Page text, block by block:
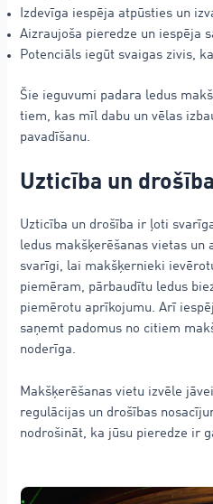
Izdevīga iespēja atpūsties un
Aizraujoša pieredze un iespēja
Potenciāls iegūt svaigas zivis,
Šie ieguvumi padara ledus
tiem, kas mīl dabu un vēlas
pavadīšanu.
Uzticība un drošība
Uzticība un drošība ir ļoti
ledus makšķerēšanas vietas
svarīgi, lai makšķernieki
piemēram, pārbaudītu ledus
piemērotu aprīkojumu. Arī
saņemt padomus no citiem
noderīga.
Makšķerēšanas vietu izvēle
regulācijas un drošības
nodrošināt, ka jūsu pieredze ir